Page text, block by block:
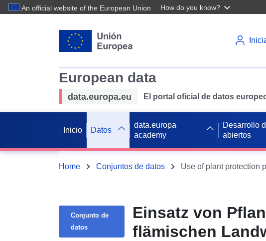
An official website of the European Union How do you know?
European data
data.europa.eu El portal oficial de datos
Inicio Datos
data.europa
academy
Desarrollo
abiertos
Home Conjuntos de datos Use of plant protection
Conjunto de
datos
Einsatz von
flämischen